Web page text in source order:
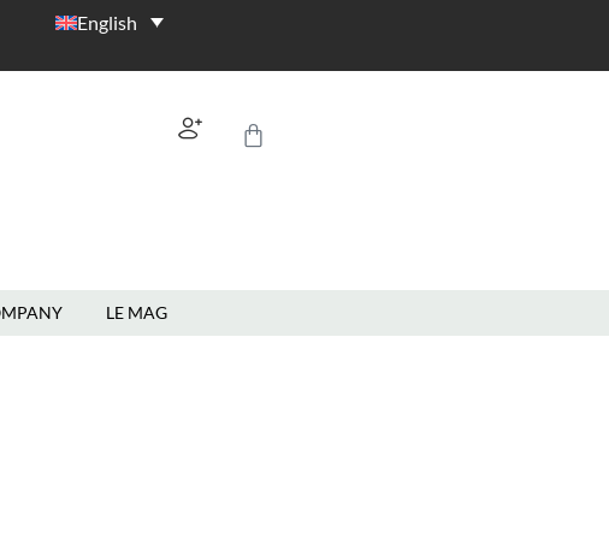
English
LE MAG